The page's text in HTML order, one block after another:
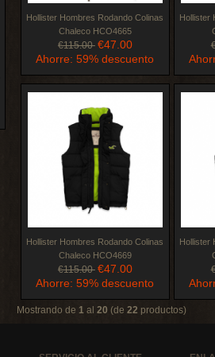
Hollister Hombres Rodando Colinas
Chaleco HCO4665
€115.00 €47.00
Ahorre: 59% descuento
Hollister
Hollister Hombres Rodando Colinas
Chaleco HCO4669
€115.00 €47.00
Ahorre: 59% descuento
Hollister
Mostrando de 1 al 20 (de 22 productos)